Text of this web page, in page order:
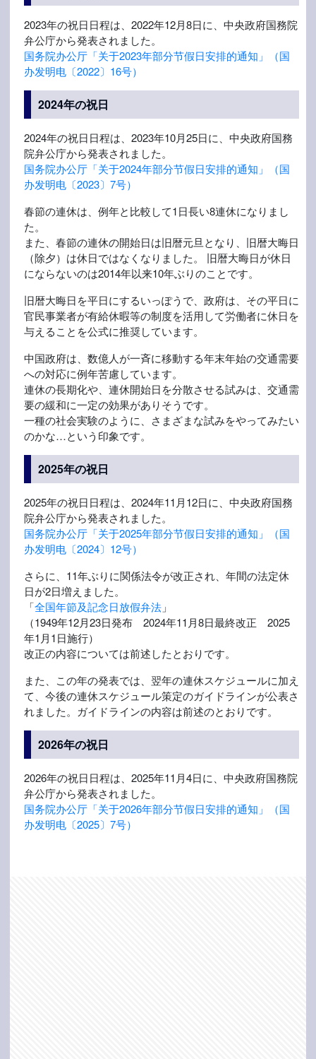
2023年の祝日日程は、2022年12月8日に、中央政府国務院
弁公庁から発表されました。
国务院办公厅「关于2023年部分节假日安排的通知」（国
办发明电〔2022〕16号）
2024年の祝日
2024年の祝日日程は、2023年10月25日に、中央政府国務
院弁公庁から発表されました。
国务院办公厅「关于2024年部分节假日安排的通知」（国
办发明电〔2023〕7号）
春節の連休は、例年と比較して1日長い8連休になりまし
た。
また、春節の連休の開始日は旧暦元旦となり、旧暦大晦日
（除夕）は休日ではなくなりました。 旧暦大晦日が休日
にならないのは2014年以来10年ぶりのことです。
旧暦大晦日を平日にするいっぽうで、政府は、その平日に
官民事業者が有給休暇等の制度を活用して労働者に休日を
与えることを公式に推奨しています。
中国政府は、数億人が一斉に移動する年末年始の交通需要
への対応に例年苦慮しています。
連休の長期化や、連休開始日を分散させる試みは、交通需
要の緩和に一定の効果がありそうです。
一種の社会実験のように、さまざまな試みをやってみたい
のかな…という印象です。
2025年の祝日
2025年の祝日日程は、2024年11月12日に、中央政府国務
院弁公庁から発表されました。
国务院办公厅「关于2025年部分节假日安排的通知」（国
办发明电〔2024〕12号）
さらに、11年ぶりに関係法令が改正され、年間の法定休
日が2日増えました。
「全国年節及記念日放假弁法 」
（1949年12月23日発布 2024年11月8日最終改正 2025
年1月1日施行）
改正の内容については前述したとおりです。
また、この年の発表では、翌年の連休スケジュールに加え
て、今後の連休スケジュール策定のガイドラインが公表さ
れました。ガイドラインの内容は前述のとおりです。
2026年の祝日
2026年の祝日日程は、2025年11月4日に、中央政府国務院
弁公庁から発表されました。
国务院办公厅「关于2026年部分节假日安排的通知」（国
办发明电〔2025〕7号）